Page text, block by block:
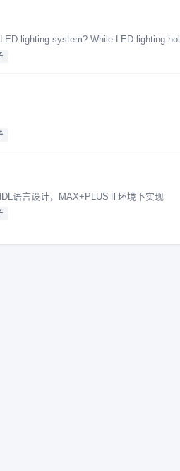
lighting system? While LED lighting
语言设计，MAX+PLUSⅡ环境下实现